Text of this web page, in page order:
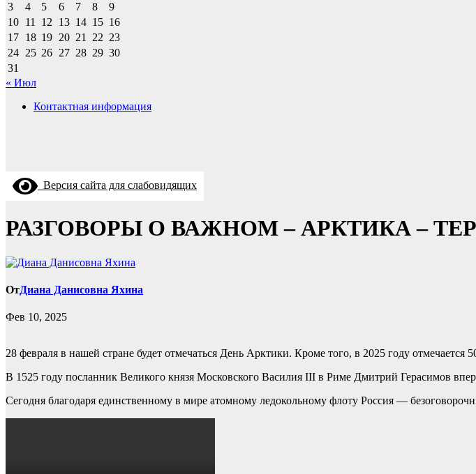
3
4 5 6 7 8
9
10 11 12 13 14 15 16
17 18 19 20 21 22 23
24 25 26 27 28 29 30
31
« Июл
Контактная информация
Версия сайта для слабовидящих
РАЗГОВОРЫ О ВАЖНОМ – АРКТИКА –
ОтДиана Данисовна Яхина
Фев 10, 2025
28 февраля в нашей стране будет отмечаться День Арктики. Кроме того, в 2025 году отмечается
В 1525 году посланник Великого князя Московского Василия III в Риме Дмитрий Герасимов
Сегодня благодаря единственному в мире атомному ледокольному флоту Россия —